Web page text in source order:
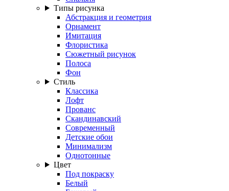
Типы рисунка
Абстракция и геометрия
Орнамент
Имитация
Флористика
Сюжетный рисунок
Полоса
Фон
Стиль
Классика
Лофт
Прованс
Скандинавский
Современный
Детские обои
Минимализм
Однотонные
Цвет
Под покраску
Белый